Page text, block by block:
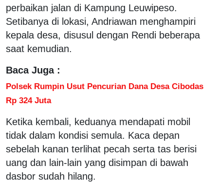
perbaikan jalan di Kampung Leuwipeso.
Setibanya di lokasi, Andriawan menghampiri
kepala desa, disusul dengan Rendi beberapa
saat kemudian.
Baca Juga :
Polsek Rumpin Usut Pencurian Dana Desa Cibodas
Rp 324 Juta
Ketika kembali, keduanya mendapati mobil
tidak dalam kondisi semula. Kaca depan
sebelah kanan terlihat pecah serta tas berisi
uang dan lain-lain yang disimpan di bawah
dasbor sudah hilang.